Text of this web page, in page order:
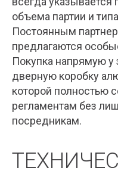
объема партии и
Постоянным
предлагаются
Покупка напрямую у
дверную коробку
которой полностью
регламентам без
посредникам.